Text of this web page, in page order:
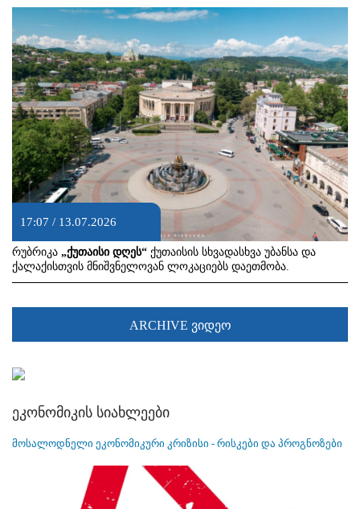
17:07 / 13.07.2026
რუბრიკა „ქუთაისი დღეს“ ქუთაისის სხვადასხვა უბანსა და
ქალაქისთვის მნიშვნელოვან ლოკაციებს დაეთმობა.
ARCHIVE ვიდეო
ეკონომიკის სიახლეები
მოსალოდნელი ეკონომიკური კრიზისი - რისკები და პროგნოზები